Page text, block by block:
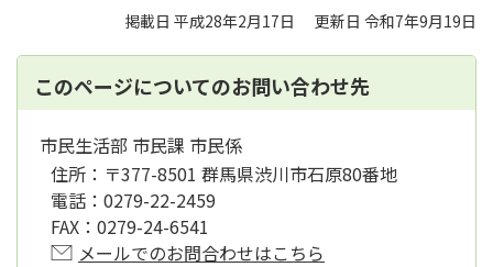
掲載日 平成28年2月17日 更新日 令和7年9月19日
このページについてのお問い合わせ先
市民生活部 市民課 市民係
住所： 〒377-8501 群馬県渋川市石原80番地
電話： 0279-22-2459
FAX： 0279-24-6541
メールでのお問合わせはこちら